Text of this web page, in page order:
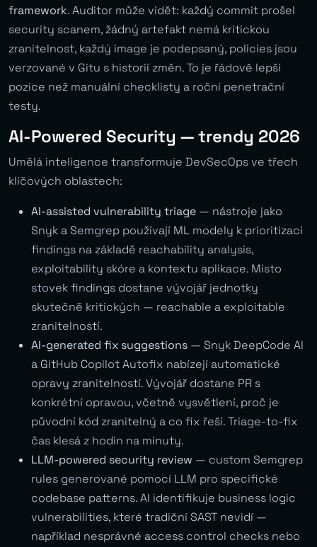
framework. Auditor může vidět: každý commit prošel
security scanem, žádný artefakt nemá kritickou
zranitelnost, každý image je podepsaný, policies jsou
verzované v Gitu s historií změn. To je řádově lepší
pozice než manuální checklisty a roční penetrační
testy.
AI-Powered Security — trendy 2026
Umělá inteligence transformuje DevSecOps ve třech
klíčových oblastech:
AI-assisted vulnerability triage — nástroje jako
Snyk a Semgrep používají ML modely k prioritizaci
findings na základě reachability analysis,
exploitability skóre a kontextu aplikace. Místo
stovek findings dostane vývojář jednotky
skutečně kritických — reachable a exploitable
zranitelností.
AI-generated fix suggestions — Snyk DeepCode AI
a GitHub Copilot Autofix nabízejí automatické
opravy zranitelností. Vývojář dostane PR s
konkrétní opravou, včetně vysvětlení, proč je
původní kód zranitelný a co fix řeší. Triage-to-fix
čas klesá z hodin na minuty.
LLM-powered security review — custom Semgrep
rules generované pomocí LLM pro specifické
codebase patterns. AI identifikuje business logic
vulnerabilities, které tradiční SAST nevidí —
například nesprávné access control checks nebo